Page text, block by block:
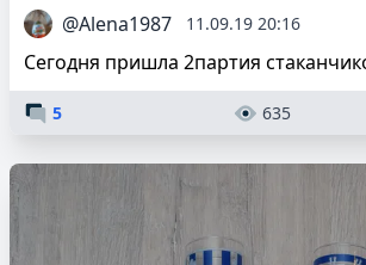
@Alena1987 11.09.19 20:16
Сегодня пришла 2партия
5 635